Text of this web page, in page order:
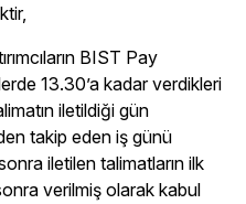
BIST Pay
13.30’a kadar verdikleri
iletildiği gün
takip eden iş günü
iletilen talimatların ilk
verilmiş olarak kabul